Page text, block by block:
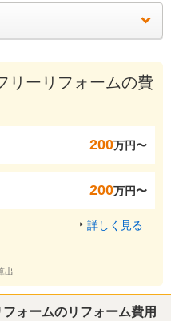
リーリフォームの費
200万円〜
200万円〜
詳しく見る
出
ォームのリフォーム費用